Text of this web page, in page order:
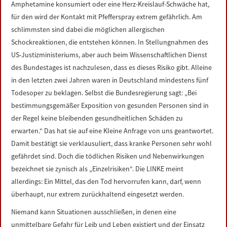
Amphetamine konsumiert oder eine Herz-Kreislauf-Schwäche hat,
für den wird der Kontakt mit Pfefferspray extrem gefährlich. Am
schlimmsten sind dabei die möglichen allergischen
Schockreaktionen, die entstehen können. In Stellungnahmen des
US-Justizministeriums, aber auch beim Wissenschaftlichen Dienst
des Bundestages ist nachzulesen, dass es dieses Risiko gibt. Alleine
in den letzten zwei Jahren waren in Deutschland mindestens fünf
Todesoper zu beklagen. Selbst die Bundesregierung sagt: „Bei
bestimmungsgemäßer Exposition von gesunden Personen sind in
der Regel keine bleibenden gesundheitlichen Schäden zu
erwarten.“ Das hat sie auf eine Kleine Anfrage von uns geantwortet.
Damit bestätigt sie verklausuliert, dass kranke Personen sehr wohl
gefährdet sind. Doch die tödlichen Risiken und Nebenwirkungen
bezeichnet sie zynisch als „Einzelrisiken“. Die LINKE meint
allerdings: Ein Mittel, das den Tod hervorrufen kann, darf, wenn
überhaupt, nur extrem zurückhaltend eingesetzt werden.
Niemand kann Situationen ausschließen, in denen eine
unmittelbare Gefahr für Leib und Leben existiert und der Einsatz